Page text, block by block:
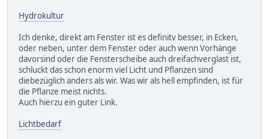
Hydrokultur
Ich denke, direkt am Fenster ist es definitv besser, in Ecken,
oder neben, unter dem Fenster oder auch wenn Vorhänge
davorsind oder die Fensterscheibe auch dreifachverglast ist,
schluckt das schon enorm viel Licht und Pflanzen sind
diebezüglich anders als wir. Was wir als hell empfinden, ist für
die Pflanze meist nichts.
Auch hierzu ein guter Link.
Lichtbedarf